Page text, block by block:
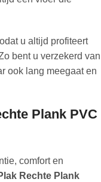
u altijd profiteert
bent u verzekerd van
ook lang meegaat en
Plank PVC
comfort en
Rechte Plank